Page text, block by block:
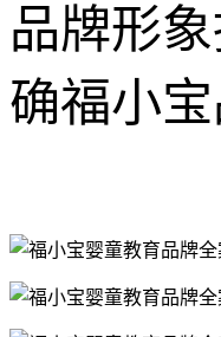
品牌形
确福小